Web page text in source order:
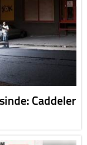
Caddeler